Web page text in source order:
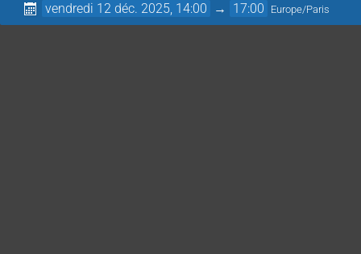
vendredi 12 déc. 2025, 14:00 → 17:00 Europe/Paris